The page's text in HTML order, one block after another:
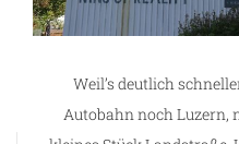
Weil’s deutlich
Autobahn noch Luzern,